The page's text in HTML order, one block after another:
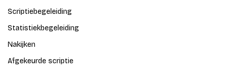
Scriptiebegeleiding
Statistiekbegeleiding
Nakijken
Afgekeurde scriptie